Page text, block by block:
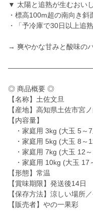
▼ 太陽と追熟が生むおい
・標高100m超の南向き
・「予冷庫で30日以上追
→ 爽やかな甘みと酸味の
◎ 商品概要 ◎
【名称】土佐文旦
【産地】高知県土佐市宮
【内容量】
・家庭用 3kg (大玉 5～
・家庭用 5kg (大玉 8～
・家庭用 7kg (大玉 12
・家庭用 10kg (大玉 17
【形態】常温
【賞味期限】発送後14日
【保存方法】涼しい場所
【販売者】やの一果彩